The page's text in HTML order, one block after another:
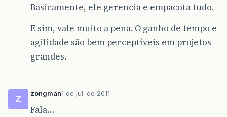
Basicamente, ele gerencia e empacota tudo.
E sim, vale muito a pena. O ganho de tempo e
agilidade são bem perceptíveis em projetos
grandes.
Z
zongman1 de jul. de 2011
Fala…